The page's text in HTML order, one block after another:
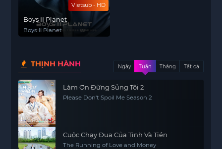
Vietsub - HD
Boys II Planet
Boys II Planet
THỊNH HÀNH Ngày Tuần Tháng Tất cả
Làm Ơn Đừng Sủng Tôi 2
Please Don't Spoil Me Season 2
Cuộc Chạy Đua Của Tình Và Tiền
The Running of Love and Money